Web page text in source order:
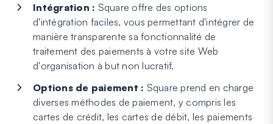
Intégration : Square offre des options
d'intégration faciles, vous permettant d'intégrer de
manière transparente sa fonctionnalité de
traitement des paiements à votre site Web
d'organisation à but non lucratif.
Options de paiement : Square prend en charge
diverses méthodes de paiement, y compris les
cartes de crédit, les cartes de débit, les paiements